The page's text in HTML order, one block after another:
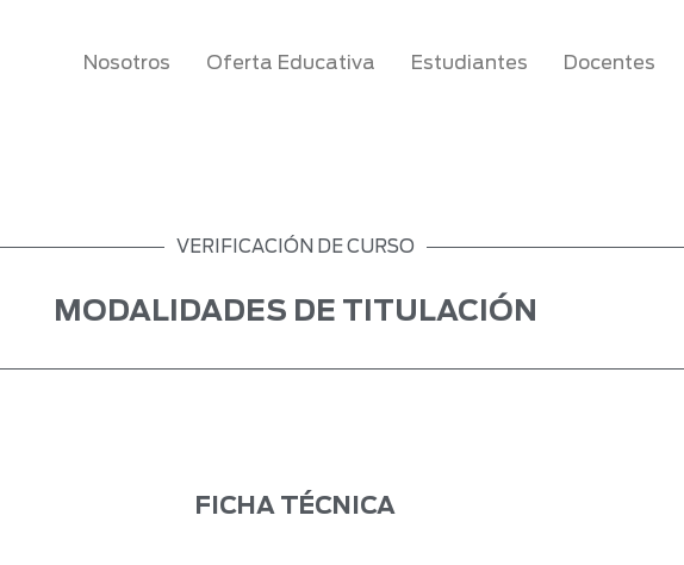
Nosotros Oferta Educativa Estudiantes Docentes
VERIFICACIÓN DE CURSO
MODALIDADES DE TITULACIÓN
FICHA TÉCNICA